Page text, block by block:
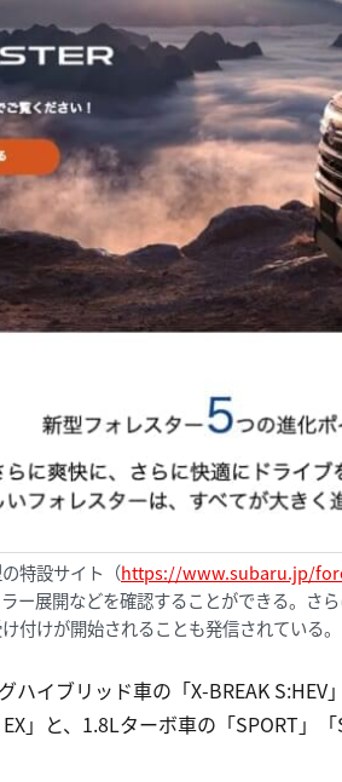
特設サイト（https://www.subaru.jp/
ー展開などを確認することができる。さ
付けが開始されることも発信されている。
ハイブリッド車の「X-BREAK S:HEV
」と、1.8Lターボ車の「SPORT」